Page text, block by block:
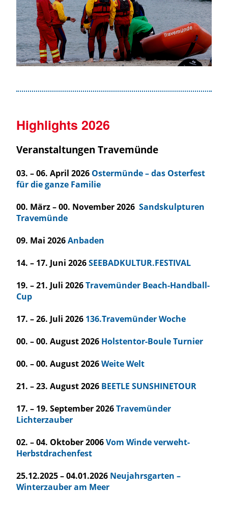
Highlights 2026
Veranstaltungen Travemünde
03. – 06. April 2026 Ostermünde – das Osterfest
für die ganze Familie
00. März – 00. November 2026 Sandskulpturen
Travemünde
09. Mai 2026Anbaden
14. – 17. Juni 2026SEEBADKULTUR.FESTIVAL
19. – 21. Juli 2026Travemünder Beach-Handball-
Cup
17. – 26. Juli 2026 136.Travemünder Woche
00. – 00. August 2026 Holstentor-Boule Turnier
00. – 00. August 2026Weite Welt
21. – 23. August 2026 BEETLE SUNSHINETOUR
17. – 19. September 2026Travemünder
Lichterzauber
02. – 04. Oktober 2006Vom Winde verweht-
Herbstdrachenfest
25.12.2025 – 04.01.2026 Neujahrsgarten –
Winterzauber am Meer